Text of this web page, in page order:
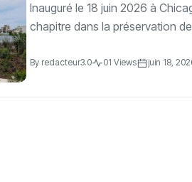
Inauguré le 18 juin 2026 à
chapitre dans la préservation
By redacteur3.0 01 Views juin 18,